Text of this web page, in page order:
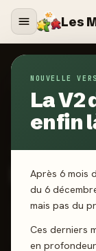
Les
NOUVELLE
La V2
enfin
Après 6 mois
du 6
mais pas du
Ces derniers
en
Jeux/Klink
2024·REBEL
Klink
3-5 joueurs 7
Stop ou Encore